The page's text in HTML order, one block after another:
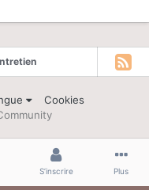
Cookies
S’inscrire Plus